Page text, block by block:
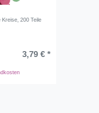
200 Teile
3,79 € *